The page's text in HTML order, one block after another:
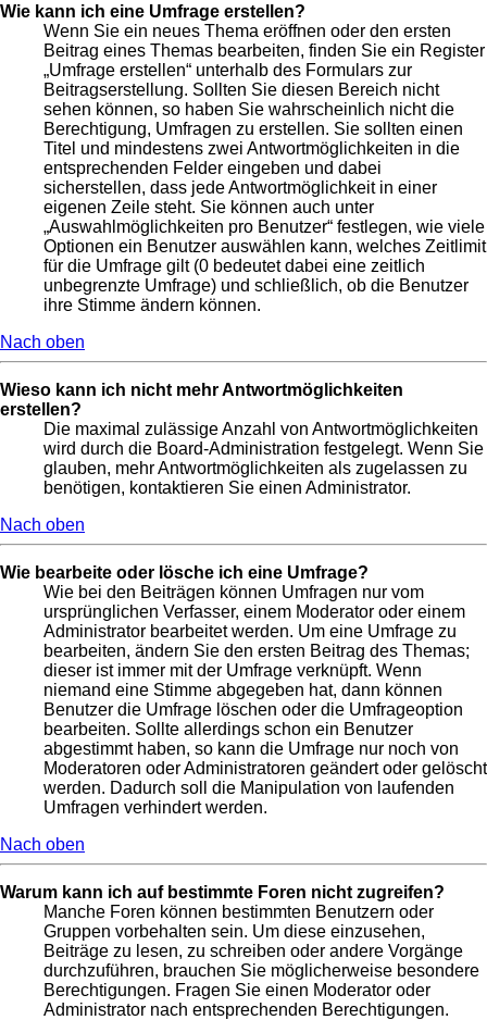
Wie kann ich eine Umfrage erstellen?
Wenn Sie ein neues Thema eröffnen oder den ersten
Beitrag eines Themas bearbeiten, finden Sie ein Register
„Umfrage erstellen“ unterhalb des Formulars zur
Beitragserstellung. Sollten Sie diesen Bereich nicht
sehen können, so haben Sie wahrscheinlich nicht die
Berechtigung, Umfragen zu erstellen. Sie sollten einen
Titel und mindestens zwei Antwortmöglichkeiten in die
entsprechenden Felder eingeben und dabei
sicherstellen, dass jede Antwortmöglichkeit in einer
eigenen Zeile steht. Sie können auch unter
„Auswahlmöglichkeiten pro Benutzer“ festlegen, wie viele
Optionen ein Benutzer auswählen kann, welches Zeitlimit
für die Umfrage gilt (0 bedeutet dabei eine zeitlich
unbegrenzte Umfrage) und schließlich, ob die Benutzer
ihre Stimme ändern können.
Nach oben
Wieso kann ich nicht mehr Antwortmöglichkeiten
erstellen?
Die maximal zulässige Anzahl von Antwortmöglichkeiten
wird durch die Board-Administration festgelegt. Wenn Sie
glauben, mehr Antwortmöglichkeiten als zugelassen zu
benötigen, kontaktieren Sie einen Administrator.
Nach oben
Wie bearbeite oder lösche ich eine Umfrage?
Wie bei den Beiträgen können Umfragen nur vom
ursprünglichen Verfasser, einem Moderator oder einem
Administrator bearbeitet werden. Um eine Umfrage zu
bearbeiten, ändern Sie den ersten Beitrag des Themas;
dieser ist immer mit der Umfrage verknüpft. Wenn
niemand eine Stimme abgegeben hat, dann können
Benutzer die Umfrage löschen oder die Umfrageoption
bearbeiten. Sollte allerdings schon ein Benutzer
abgestimmt haben, so kann die Umfrage nur noch von
Moderatoren oder Administratoren geändert oder gelöscht
werden. Dadurch soll die Manipulation von laufenden
Umfragen verhindert werden.
Nach oben
Warum kann ich auf bestimmte Foren nicht zugreifen?
Manche Foren können bestimmten Benutzern oder
Gruppen vorbehalten sein. Um diese einzusehen,
Beiträge zu lesen, zu schreiben oder andere Vorgänge
durchzuführen, brauchen Sie möglicherweise besondere
Berechtigungen. Fragen Sie einen Moderator oder
Administrator nach entsprechenden Berechtigungen.